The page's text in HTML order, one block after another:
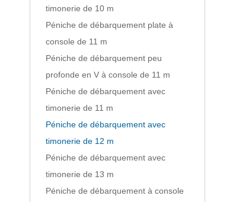
timonerie de 10 m
Péniche de débarquement plate à
console de 11 m
Péniche de débarquement peu
profonde en V à console de 11 m
Péniche de débarquement avec
timonerie de 11 m
Péniche de débarquement avec
timonerie de 12 m
Péniche de débarquement avec
timonerie de 13 m
Péniche de débarquement à console